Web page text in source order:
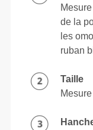
de la
les
ruban
Taille